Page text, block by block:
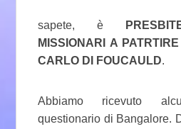
sapete, è
MISSIONARI A
CARLO DI FOUCAULD.
Abbiamo ricevuto
questionario di Bangalore.